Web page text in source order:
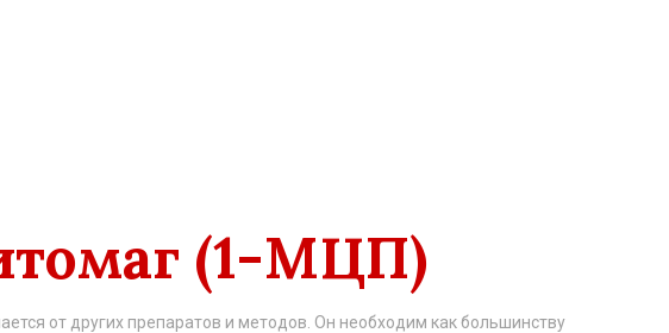
(1-МЦП)
от других препаратов и методов. Он необходим как большинству